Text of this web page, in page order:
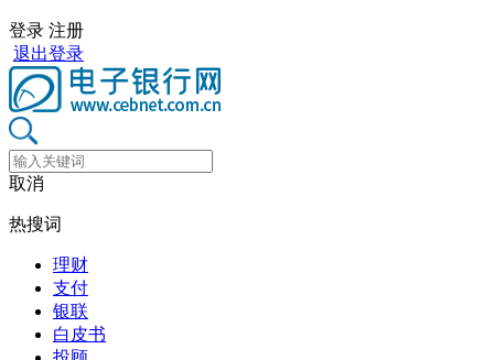
登录 注册
退出登录
取消
热搜词
理财
支付
银联
白皮书